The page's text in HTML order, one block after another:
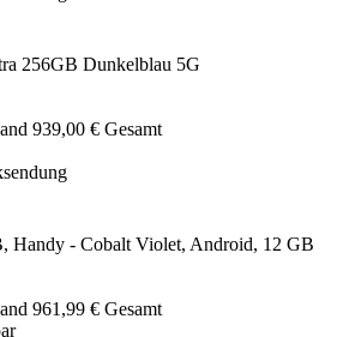
256GB Dunkelblau 5G
939,00 € Gesamt
Handy - Cobalt Violet, Android, 12 GB
961,99 € Gesamt